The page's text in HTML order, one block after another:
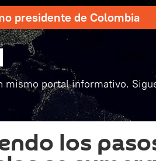
presidente de Colombia
mismo portal informativo.
los